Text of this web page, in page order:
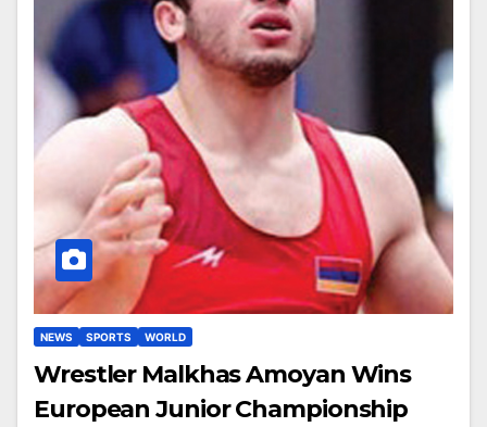
NEWS SPORTS WORLD
Wrestler Malkhas Amoyan Wins
European Junior Championship